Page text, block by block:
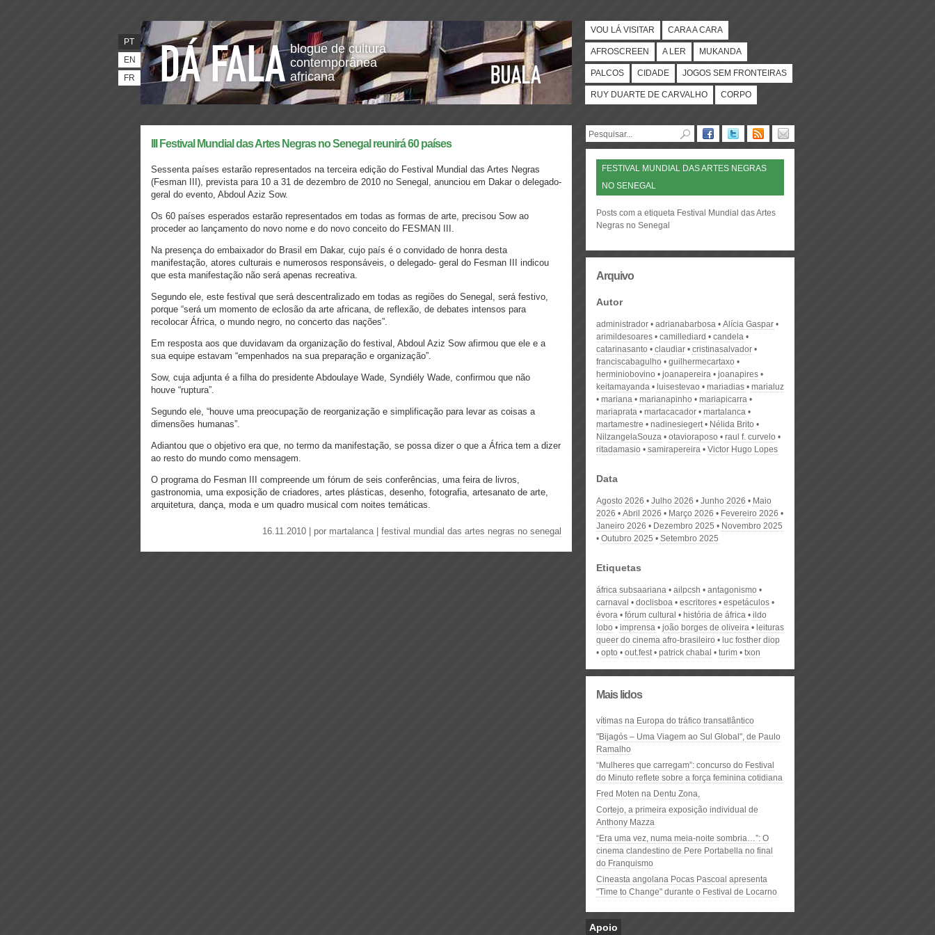
blogue de cultura
contemporânea
africana
PT
EN
FR
VOU LÁ VISITAR CARA A CARA
AFROSCREEN A LER MUKANDA
PALCOS CIDADE JOGOS SEM FRONTEIRAS
RUY DUARTE DE CARVALHO CORPO
III Festival Mundial das Artes Negras no Senegal reunirá 60 países
Sessenta países estarão representados na terceira edição do Festival Mundial das Artes Negras
(Fesman III), prevista para 10 a 31 de dezembro de 2010 no Senegal, anunciou em Dakar o delegado-
geral do evento, Abdoul Aziz Sow.
Os 60 países esperados estarão representados em todas as formas de arte, precisou Sow ao
proceder ao lançamento do novo nome e do novo conceito do FESMAN III.
Na presença do embaixador do Brasil em Dakar, cujo país é o convidado de honra desta
manifestação, atores culturais e numerosos responsáveis, o delegado- geral do Fesman III indicou
que esta manifestação não será apenas recreativa.
Segundo ele, este festival que será descentralizado em todas as regiões do Senegal, será festivo,
porque “será um momento de eclosão da arte africana, de reflexão, de debates intensos para
recolocar África, o mundo negro, no concerto das nações”.
Em resposta aos que duvidavam da organização do festival, Abdoul Aziz Sow afirmou que ele e a
sua equipe estavam “empenhados na sua preparação e organização”.
Sow, cuja adjunta é a filha do presidente Abdoulaye Wade, Syndiély Wade, confirmou que não
houve “ruptura”.
Segundo ele, “houve uma preocupação de reorganização e simplificação para levar as coisas a
dimensões humanas”.
Adiantou que o objetivo era que, no termo da manifestação, se possa dizer o que a África tem a dizer
ao resto do mundo como mensagem.
O programa do Fesman III compreende um fórum de seis conferências, uma feira de livros,
gastronomia, uma exposição de criadores, artes plásticas, desenho, fotografia, artesanato de arte,
arquitetura, dança, moda e um quadro musical com noites temáticas.
16.11.2010 | por martalanca| festival mundial das artes negras no senegal
FESTIVAL MUNDIAL DAS ARTES NEGRAS
NO SENEGAL
Posts com a etiqueta Festival Mundial das Artes
Negras no Senegal
Arquivo
Autor
administrador adrianabarbosa
Alícia Gaspar
arimildesoares
camillediard
candela
catarinasanto
claudiar
cristinasalvador
franciscabagulho
guilhermecartaxo
herminiobovino
joanapereira
joanapires
keitamayanda
luisestevao mariadias
marialuz
mariana
marianapinho
mariapicarra
mariaprata
martacacador
martalanca
martamestre
nadinesiegert
Nélida Brito
NilzangelaSouza
otavioraposo
raul f. curvelo
ritadamasio
samirapereira Victor Hugo Lopes
Data
Agosto 2026 Julho 2026 Junho 2026
Maio
2026
Abril 2026 Março 2026
Fevereiro 2026
Janeiro 2026
Dezembro 2025
Novembro 2025
Outubro 2025
Setembro 2025
Etiquetas
áfrica subsaariana ailpcsh
antagonismo
carnaval
doclisboa escritores
espetáculos
évora
fórum cultural história de áfrica
ildo
lobo
imprensa joão borges de oliveira
leituras
queer do cinema afro-brasileiro
luc fosther diop
opto
out.fest patrick chabal turim txon
Mais lidos
vítimas na Europa do tráfico transatlântico
"Bijagós – Uma Viagem ao Sul Global", de Paulo
Ramalho
“Mulheres que carregam”: concurso do Festival
do Minuto reflete sobre a força feminina cotidiana
Fred Moten na Dentu Zona,
Cortejo, a primeira exposição individual de
Anthony Mazza
“Era uma vez, numa meia-noite sombria…”: O
cinema clandestino de Pere Portabella no final
do Franquismo
Cineasta angolana Pocas Pascoal apresenta
"Time to Change" durante o Festival de Locarno
Apoio